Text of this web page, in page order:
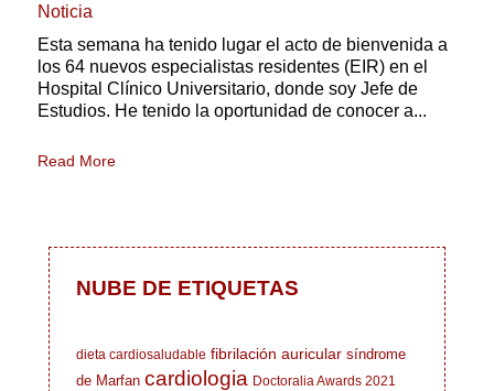
Noticia
Esta semana ha tenido lugar el acto de bienvenida a
los 64 nuevos especialistas residentes (EIR) en el
Hospital Clínico Universitario, donde soy Jefe de
Estudios. He tenido la oportunidad de conocer a...
Read More
NUBE DE ETIQUETAS
dieta cardiosaludable fibrilación auricular síndrome
de Marfan cardiologia Doctoralia Awards 2021